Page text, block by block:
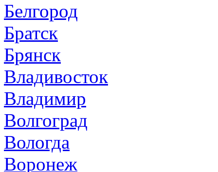
Белгород
Братск
Брянск
Владивосток
Владимир
Волгоград
Вологда
Воронеж